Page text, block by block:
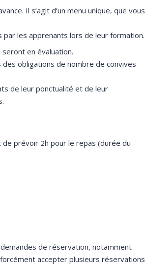
Il s’agit d’un menu unique, que vous
les apprenants lors de leur formation.
en évaluation.
obligations de nombre de convives
de leur ponctualité et de leur
prévoir 2h pour le repas (durée du
de réservation, notamment
accepter plusieurs réservations